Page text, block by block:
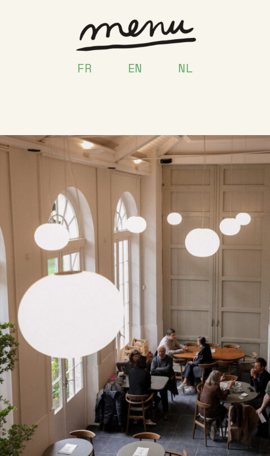
FR EN NL